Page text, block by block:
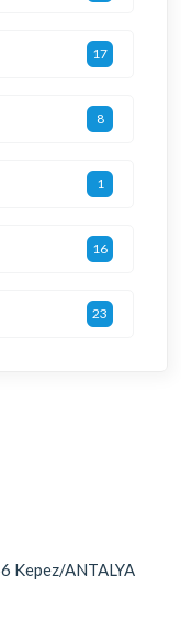
17
8
1
16
23
Kepez/ANTALYA